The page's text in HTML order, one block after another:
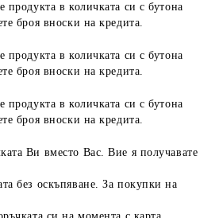
в количката си с бутона
броя вноски на кредита.
в количката си с бутона
броя вноски на кредита.
в количката си с бутона
броя вноски на кредита.
Ви вместо Вас. Вие я получавате
без оскъпяване. За покупки на